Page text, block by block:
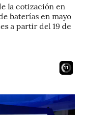
la cotización en
baterías en mayo
a partir del 19 de
9